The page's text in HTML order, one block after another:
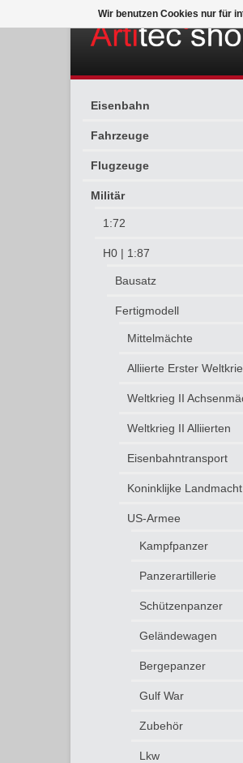
Eisenbahn
Fahrzeuge
Flugzeuge
Militär
1:72
H0 | 1:87
Bausatz
Fertigmodell
Mittelmächte
Alliierte Erster
Weltkrieg II
Weltkrieg II Alliierten
Eisenbahntransport
Koninklijke Landmacht
US-Armee
Kampfpanzer
Panzerartillerie
Schützenpanzer
Geländewagen
Bergepanzer
Gulf War
Zubehör
Lkw
Wir benutzen Cookies nur für